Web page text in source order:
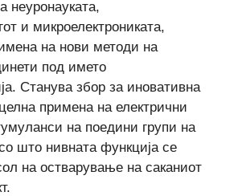
неуронауката,
и микроелектрониката,
на нови методи на
под името
Станува збор за иновативна
примена на електрични
на поедини групи на
што нивната функција се
на остварување на саканиот